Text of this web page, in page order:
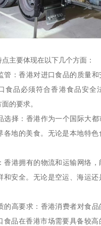
主要体现在以下几个方面：
管：香港对进口食品的质量
食品必须符合香港食品安全
的要求。
选择：香港作为一个国际大都
各地的美食。无论是本地特
香港拥有的物流和运输网络
和安全。无论是空运、海运
的高要求：香港消费者对食
食品在香港市场需要具备较高